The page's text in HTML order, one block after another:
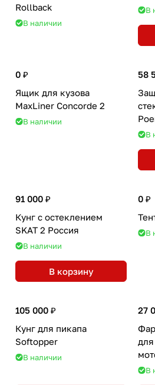
Rollback
В наличии
В
0 ₽
Ящик для кузова
MaxLiner Concorde 2
В наличии
58
В
91 000 ₽
Кунг с остеклением
SKAT 2 Россия
В наличии
В корзину
0 ₽
В
105 000 ₽
Кунг для пикапа
Softopper
В наличии
27
В